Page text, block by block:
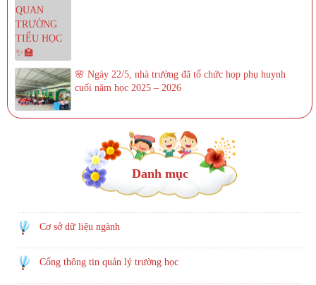
🌸 Ngày 22/5, nhà trường đã tổ chức họp phụ huynh
cuối năm học 2025 – 2026
Danh mục
Cơ sở dữ liệu ngành
Cổng thông tin quản lý trường học